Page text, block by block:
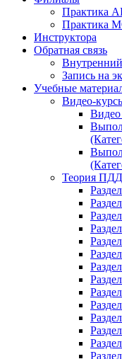
Практика
Практика
Инструктора
Обратная связь
Запись на
Учебные
Видео-
Видео
Теория ПДД